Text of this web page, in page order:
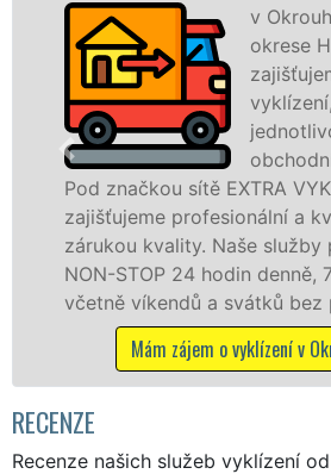
a celém
Brod
to jak pro
tak pro
servis se
v týdnu
v
službu jak
osobám se
práce, a to
Mám
RECENZE
Recenze našich služeb vyklízení